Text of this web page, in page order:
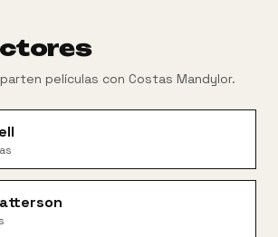
películas con Costas Mandylor.